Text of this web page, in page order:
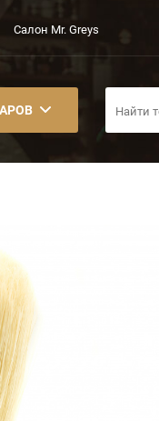
Салон Mr. Greys